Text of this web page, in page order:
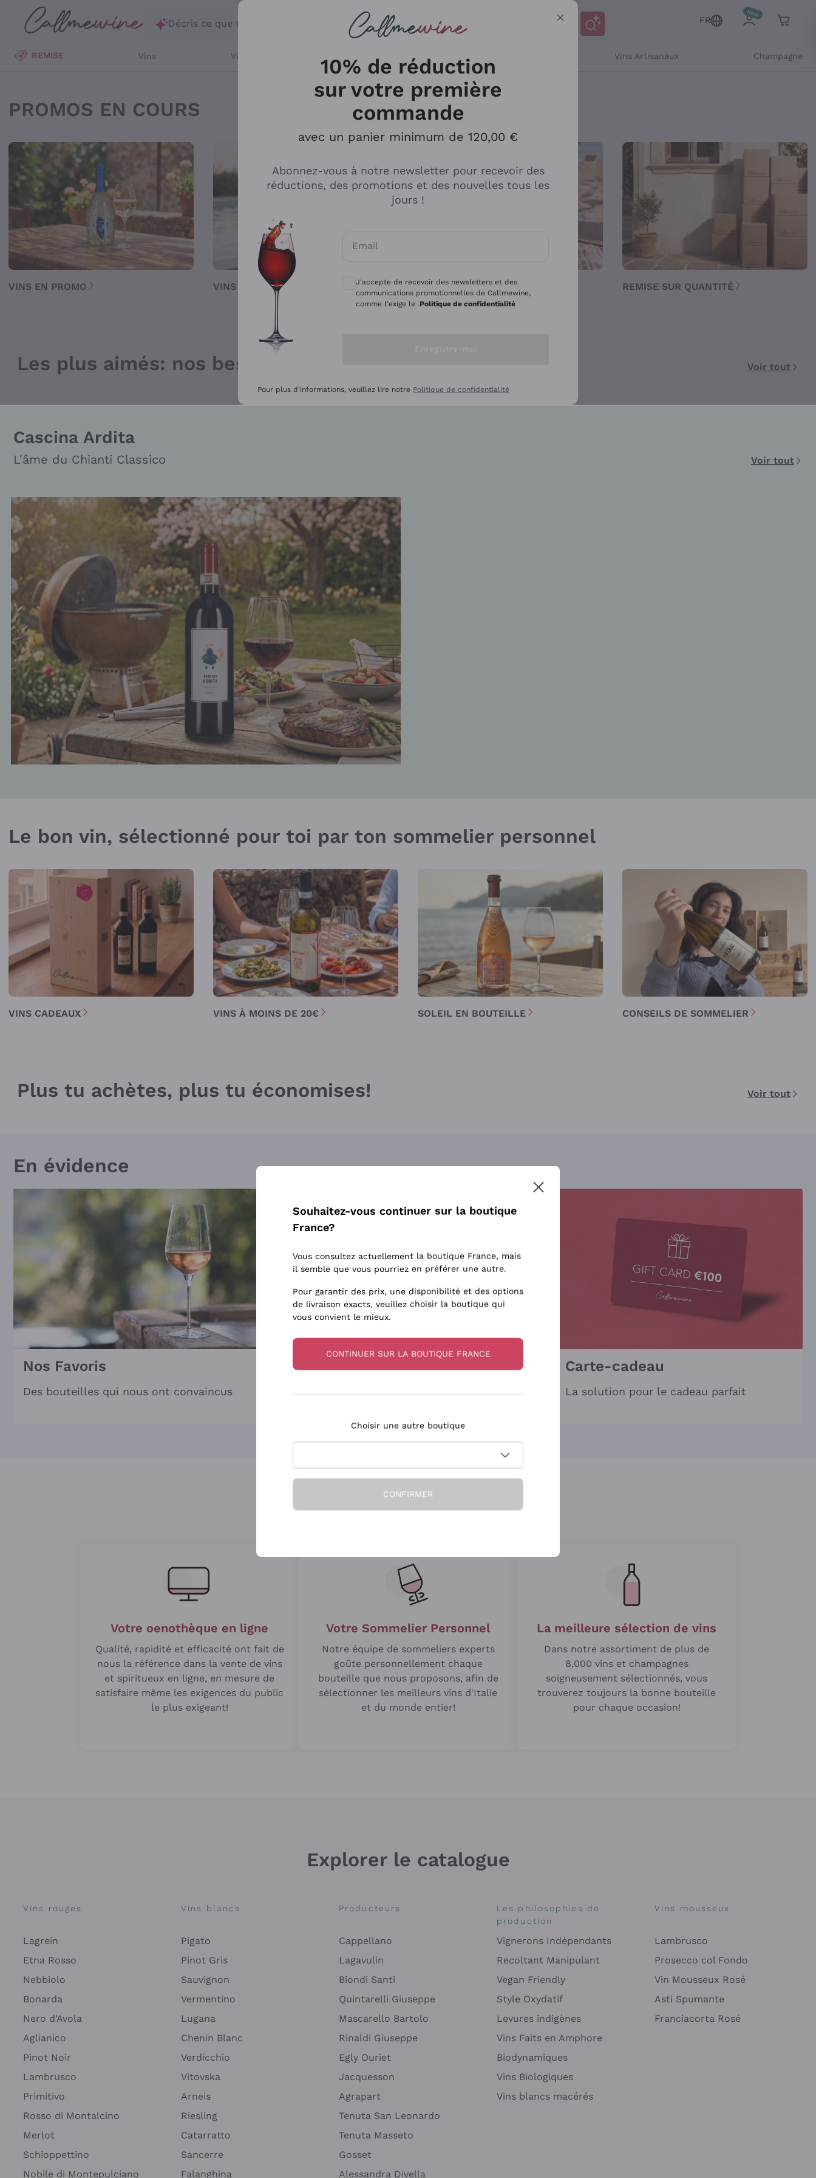
Passer au contenu principal
Décris ce que tu recherches
FR
REMISE Vins Vins Blancs Vins Artisanaux Champagne
Achat Vin, Vente de Vins En Ligne - Callmewine
PROMOS EN COURS
VINS EN PROMO VINS BLANCS EN PROMOTION BEST-SELLERS EN PROMO REMISE SUR QUANTITÉ
Les plus aimés: nos bestsellers vous attendent Voir tout
Cascina Ardita
L'âme du Chianti Classico Voir tout
Le bon vin, sélectionné pour toi par ton sommelier personnel
VINS CADEAUX VINS À MOINS DE 20€ SOLEIL EN BOUTEILLE CONSEILS DE SOMMELIER
Plus tu achètes, plus tu économises! Voir tout
En évidence
Nos Favoris
Des bouteilles qui nous ont convaincus
No-Low Alcohol Carte-cadeau
La solution pour le cadeau parfait
Depuis 15 ans à vos côtés
Votre oenothèque en ligne
Qualité, rapidité et efficacité ont fait de
nous la référence dans la vente de vins
et spiritueux en ligne, en mesure de
satisfaire même les exigences du public
le plus exigeant!
Votre Sommelier Personnel
Notre équipe de sommeliers experts
goûte personnellement chaque
bouteille que nous proposons, afin de
sélectionner les meilleurs vins d'Italie
et du monde entier!
La meilleure sélection de vins
Dans notre assortiment de plus de
8,000 vins et champagnes
soigneusement sélectionnés, vous
trouverez toujours la bonne bouteille
pour chaque occasion!
Explorer le catalogue
Vins rouges
Lagrein
Etna Rosso
Nebbiolo
Bonarda
Nero d'Avola
Aglianico
Pinot Noir
Lambrusco
Primitivo
Rosso di Montalcino
Merlot
Schioppettino
Nobile di Montepulciano
Vins blancs
Pigato
Pinot Gris
Sauvignon
Vermentino
Lugana
Chenin Blanc
Verdicchio
Vitovska
Arneis
Riesling
Catarratto
Sancerre
Falanghina
Producteurs
Cappellano
Lagavulin
Biondi Santi
Quintarelli Giuseppe
Mascarello Bartolo
Rinaldi Giuseppe
Egly Ouriet
Jacquesson
Agrapart
Tenuta San Leonardo
Tenuta Masseto
Gosset
Alessandra Divella
Les philosophies de
production
Vignerons Indépendants
Recoltant Manipulant
Vegan Friendly
Style Oxydatif
Levures indigènes
Vins Faits en Amphore
Biodynamiques
Vins Biologiques
Vins blancs macérés
Vins mousseux
Lambrusco
Prosecco col Fondo
Vin Mousseux Rosé
Asti Spumante
Franciacorta Rosé
10% de réduction
sur votre première
commande
avec un panier minimum de 120,00 €
Abonnez-vous à notre newsletter pour recevoir des
réductions, des promotions et des nouvelles tous les
jours !
Email
Consentements optionnels pour recevoir des communications et des offres personnalisées
J'accepte de recevoir des newsletters et des
communications promotionnelles de Callmewine,
comme l'exige le .Politique de confidentialité
Pour plus d'informations, veuillez lire notre Politique de confidentialité
Souhaitez-vous continuer sur la boutique
France?
Vous consultez actuellement la boutique France, mais
il semble que vous pourriez en préférer une autre.
Pour garantir des prix, une disponibilité et des options
de livraison exacts, veuillez choisir la boutique qui
vous convient le mieux.
CONTINUER SUR LA BOUTIQUE FRANCE
Choisir une autre boutique
CONFIRMER